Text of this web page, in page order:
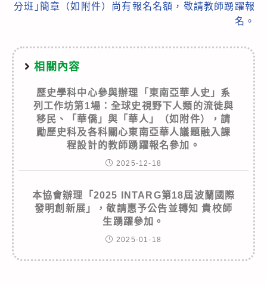
分班｣簡章（如附件）尚有報名名額，敬請教師踴躍報
名。
相關內容
歷史學科中心參與辦理「東南亞華人史」系
列工作坊第1場：全球史視野下人類的流徙與
移民、「華僑」與「華人」（如附件），請
勵歷史科及各科關心東南亞華人議題融入課
程設計的教師踴躍報名參加。
2025-12-18
本協會辦理「2025 INTARG第18屆波蘭國際
發明創新展」，敬請惠予公告並轉知 貴校師
生踴躍參加。
2025-01-18